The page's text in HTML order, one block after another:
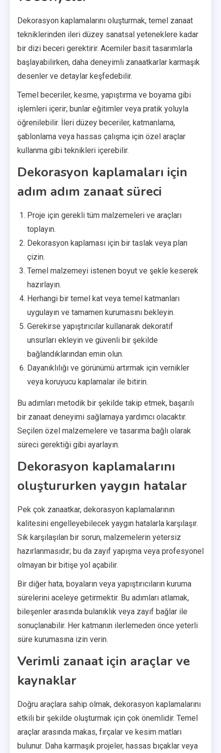
Dekorasyon kaplamalarını oluşturmak, temel zanaat
tekniklerinden ileri düzey sanatsal yeteneklere kadar
bir dizi beceri gerektirir. Acemiler basit tasarımlarla
başlayabilirken, daha deneyimli zanaatkarlar karmaşık
desenler ve detaylar keşfedebilir.
Temel beceriler, kesme, yapıştırma ve boyama gibi
işlemleri içerir; bunlar eğitimler veya pratik yoluyla
öğrenilebilir. İleri düzey beceriler, katmanlama,
şablonlama veya hassas çalışma için özel araçlar
kullanma gibi teknikleri içerebilir.
Dekorasyon kaplamaları için
adım adım zanaat süreci
Proje için gerekli tüm malzemeleri ve araçları
toplayın.
Dekorasyon kaplaması için bir taslak veya plan
çizin.
Temel malzemeyi istenen boyut ve şekle keserek
hazırlayın.
Herhangi bir temel kat veya temel katmanları
uygulayın ve tamamen kurumasını bekleyin.
Gerekirse yapıştırıcılar kullanarak dekoratif
unsurları ekleyin ve güvenli bir şekilde
bağlandıklarından emin olun.
Dayanıklılığı ve görünümü artırmak için vernikler
veya koruyucu kaplamalar ile bitirin.
Bu adımları metodik bir şekilde takip etmek, başarılı
bir zanaat deneyimi sağlamaya yardımcı olacaktır.
Seçilen özel malzemelere ve tasarıma bağlı olarak
süreci gerektiği gibi ayarlayın.
Dekorasyon kaplamalarını
oluştururken yaygın hatalar
Pek çok zanaatkar, dekorasyon kaplamalarının
kalitesini engelleyebilecek yaygın hatalarla karşılaşır.
Sık karşılaşılan bir sorun, malzemelerin yetersiz
hazırlanmasıdır; bu da zayıf yapışma veya profesyonel
olmayan bir bitişe yol açabilir.
Bir diğer hata, boyaların veya yapıştırıcıların kuruma
sürelerini aceleye getirmektir. Bu adımları atlamak,
bileşenler arasında bulanıklık veya zayıf bağlar ile
sonuçlanabilir. Her katmanın ilerlemeden önce yeterli
süre kurumasına izin verin.
Verimli zanaat için araçlar ve
kaynaklar
Doğru araçlara sahip olmak, dekorasyon kaplamalarını
etkili bir şekilde oluşturmak için çok önemlidir. Temel
araçlar arasında makas, fırçalar ve kesim matları
bulunur. Daha karmaşık projeler, hassas bıçaklar veya